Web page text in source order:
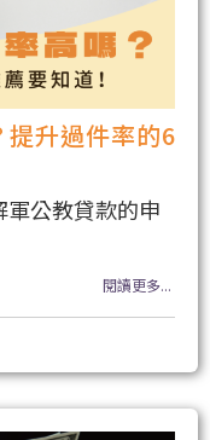
升過件率的6
公教貸款的申
閱讀更多...